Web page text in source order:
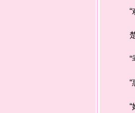
“欢
楚
“
“惠
“她